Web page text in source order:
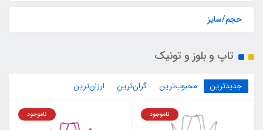
حجم/سایز
تاپ و بلوز و تونیک
جدیدترین محبوب‌ترین گران‌ترین ارزان‌ترین
ناموجود ناموجود